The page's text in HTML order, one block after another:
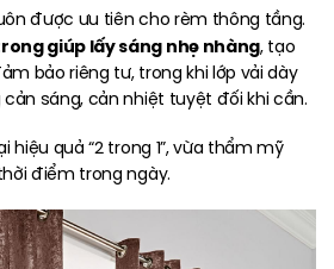
được ưu tiên cho rèm thông tầng.
giúp lấy sáng nhẹ nhàng, tạo
bảo riêng tư, trong khi lớp vải dày
sáng, cản nhiệt tuyệt đối khi cần.
hiệu quả “2 trong 1”, vừa thẩm mỹ
điểm trong ngày.